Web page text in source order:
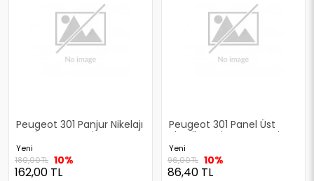
Peugeot 301 Panjur Nikelajı
Yeni Yan Sanayi
Yeni
180,00TL 10%
162,00 TL
Peugeot 301 Panel Üst
Plastik Yeni Yan Sanayi
Yeni
96,00TL 10%
86,40 TL